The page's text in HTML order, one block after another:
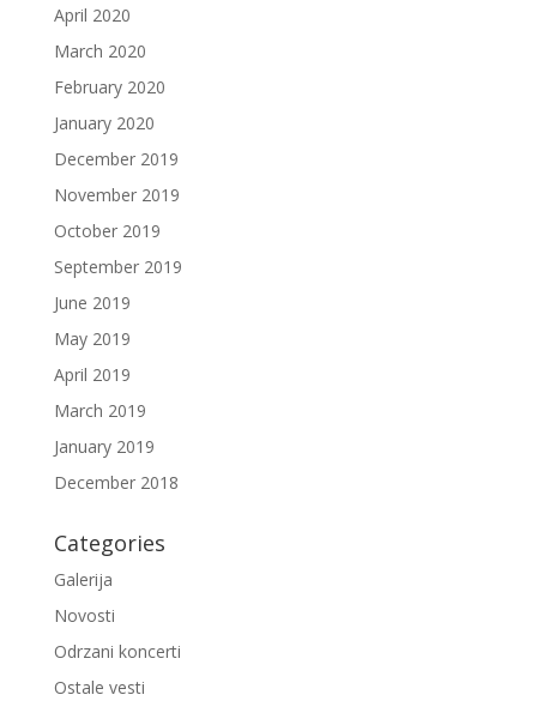
April 2020
March 2020
February 2020
January 2020
December 2019
November 2019
October 2019
September 2019
June 2019
May 2019
April 2019
March 2019
January 2019
December 2018
Categories
Galerija
Novosti
Odrzani koncerti
Ostale vesti